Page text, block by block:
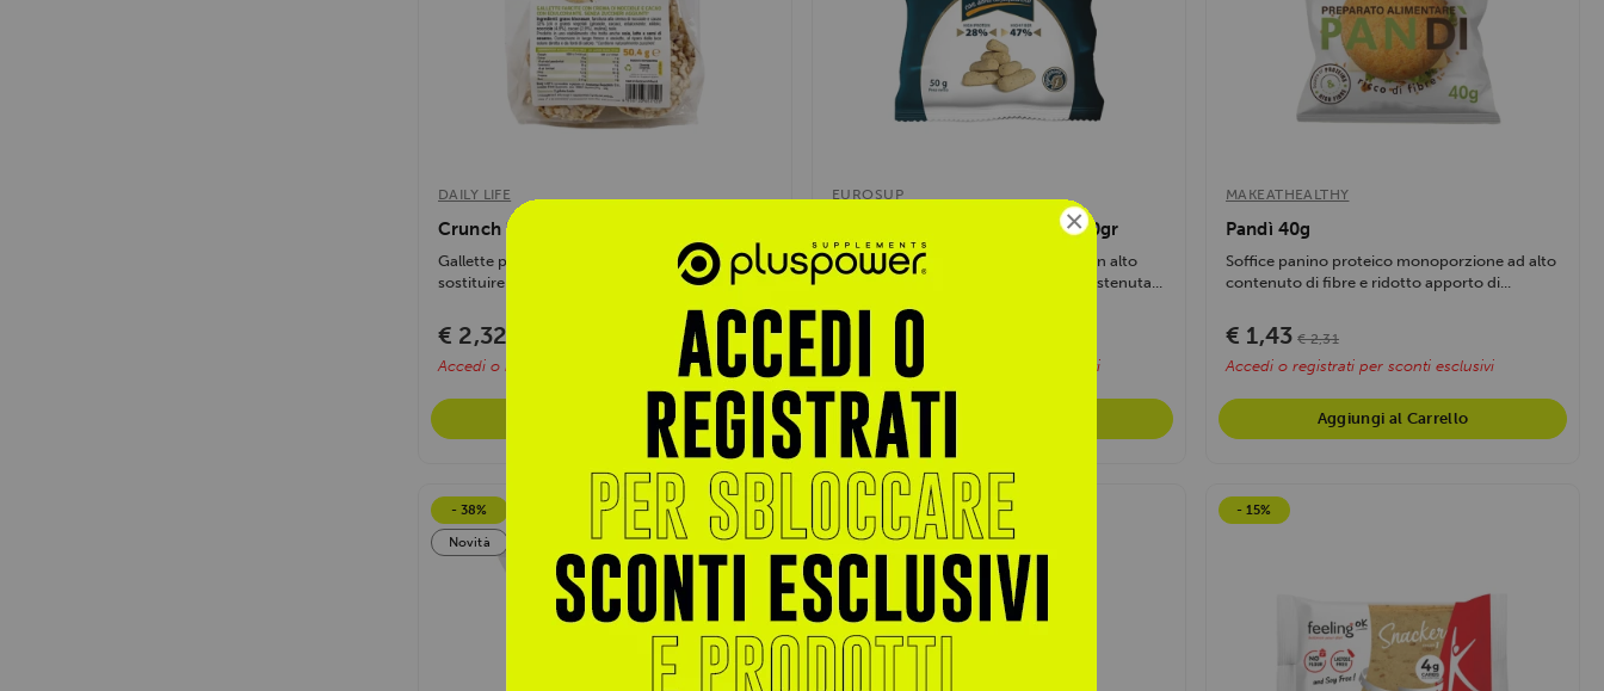
×
DAILY LIFE
Crunch Zero KetoLife 50g
Gallette proteiche e croccanti ideali per
sostituire il pane o per uno spuntino...
€ 2,32
Accedi o registrati per sconti esclusivi
Aggiungi al Carrello
EUROSUP
Ke Snack! Bites Keto Protein 50gr
Migliora le performance muscolari con alto
apporto proteico, fornisce energia sostenuta...
Accedi o registrati per sconti esclusivi
MAKEATHEALTHY
Pandì 40g
Soffice panino proteico monoporzione ad alto
contenuto di fibre e ridotto apporto di...
€ 1,43 € 2,31
Accedi o registrati per sconti esclusivi
Aggiungi al Carrello
- 38%
Novità
- 15%